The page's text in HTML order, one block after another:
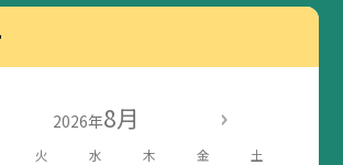
2026年8月
火 水 木 金 土